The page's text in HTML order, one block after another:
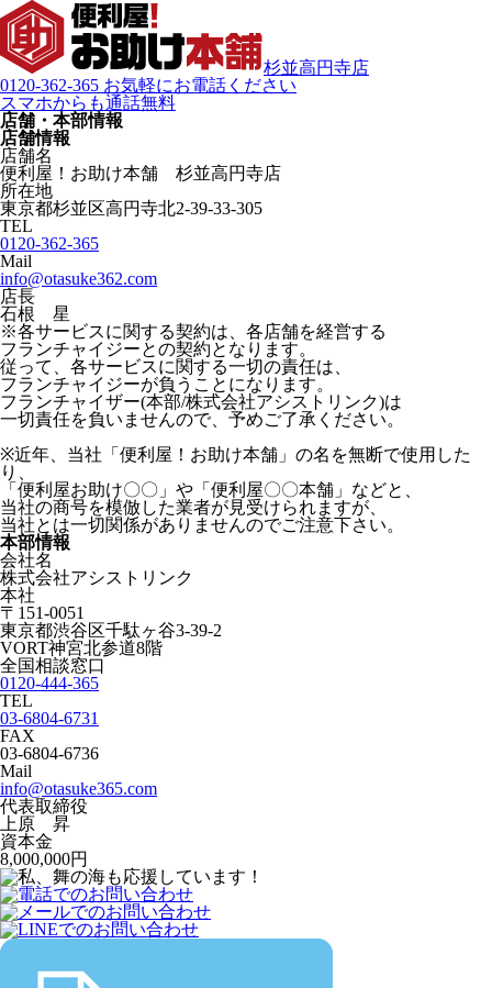
杉並高円寺店
0120-362-365 お気軽にお電話ください
スマホからも通話無料
店舗・本部情報
店舗情報
店舗名
便利屋！お助け本舗 杉並高円寺店
所在地
東京都杉並区高円寺北2-39-33-305
TEL
0120-362-365
Mail
info@otasuke362.com
店長
石根 星
※各サービスに関する契約は、各店舗を経営する
フランチャイジーとの契約となります。
従って、各サービスに関する一切の責任は、
フランチャイジーが負うことになります。
フランチャイザー(本部/株式会社アシストリンク)は
一切責任を負いませんので、予めご了承ください。
※近年、当社「便利屋！お助け本舗」の名を無断で使用した
り、
「便利屋お助け〇〇」や「便利屋〇〇本舗」などと、
当社の商号を模倣した業者が見受けられますが、
当社とは一切関係がありませんのでご注意下さい。
本部情報
会社名
株式会社アシストリンク
本社
〒151-0051
東京都渋谷区千駄ヶ谷3-39-2
VORT神宮北参道8階
全国相談窓口
0120-444-365
TEL
03-6804-6731
FAX
03-6804-6736
Mail
info@otasuke365.com
代表取締役
上原 昇
資本金
8,000,000円